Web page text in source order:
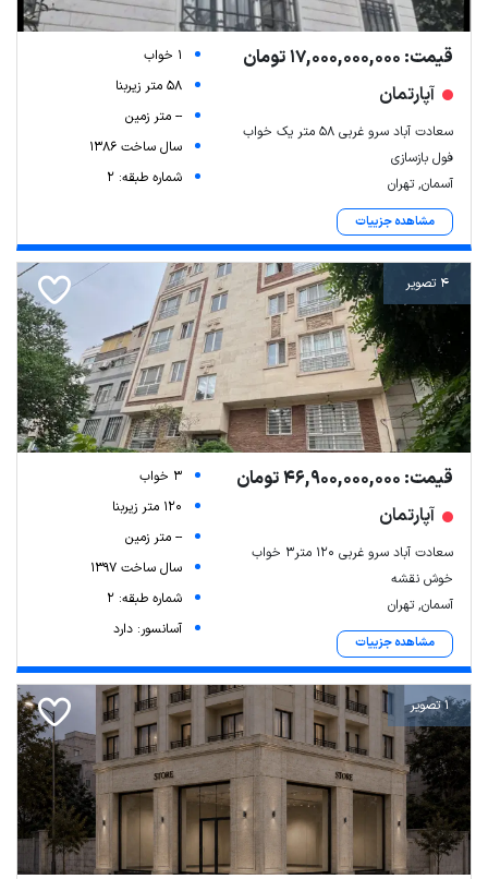
قیمت: 17,000,000,000 تومان
آپارتمان
سعادت آباد سرو غربی ۵۸ متر یک خواب
فول بازسازی
آسمان, تهران
مشاهده جزییات
1 خواب
58 متر زیربنا
-- متر زمین
سال ساخت 1386
شماره طبقه: 2
4 تصویر
قیمت: 46,900,000,000 تومان
آپارتمان
سعادت آباد سرو غربی ۱۲۰ متر۳ خواب
خوش نقشه
آسمان, تهران
مشاهده جزییات
3 خواب
120 متر زیربنا
-- متر زمین
سال ساخت 1397
شماره طبقه: 2
آسانسور: دارد
1 تصویر